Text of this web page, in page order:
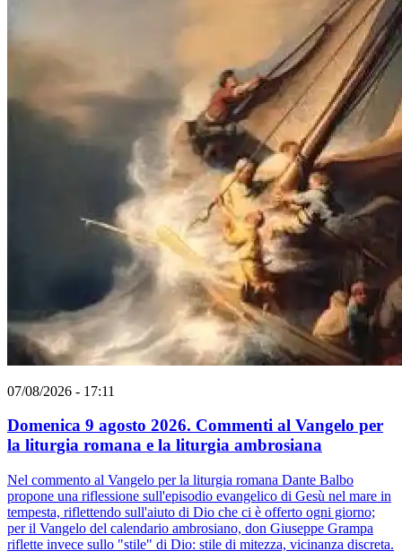
07/08/2026 - 17:11
Domenica 9 agosto 2026. Commenti al Vangelo per
la liturgia romana e la liturgia ambrosiana
Nel commento al Vangelo per la liturgia romana Dante Balbo
propone una riflessione sull'episodio evangelico di Gesù nel mare in
tempesta, riflettendo sull'aiuto di Dio che ci è offerto ogni giorno;
per il Vangelo del calendario ambrosiano, don Giuseppe Grampa
riflette invece sullo "stile" di Dio: stile di mitezza, vicinanza discreta.